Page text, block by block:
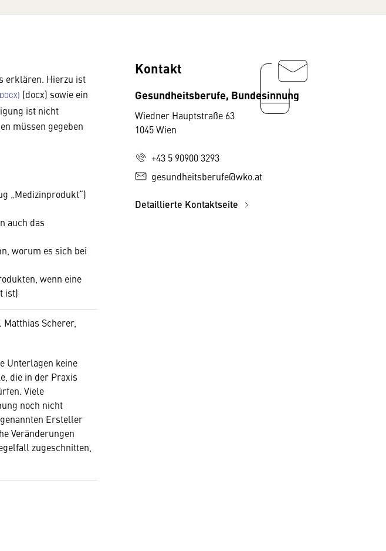
erklären. Hierzu ist
(docx) sowie ein
ist nicht
müssen gegeben
„Medizinprodukt“)
auch das
worum es sich bei
wenn eine
ist)
Scherer,
Unterlagen keine
die in der Praxis
Viele
noch nicht
Ersteller
Veränderungen
zugeschnitten,
Kontakt
Gesundheitsberufe, Bundesinnung
Wiedner Hauptstraße 63
1045 Wien
+43 5 90900 3293
gesundheitsberufe@wko.at
Detaillierte Kontaktseite